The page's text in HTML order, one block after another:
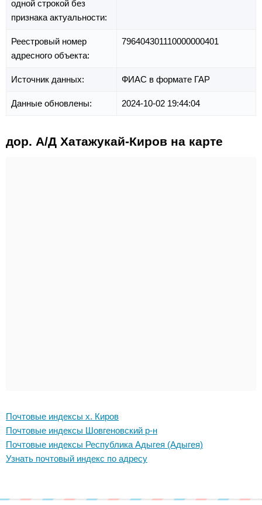
одной строкой без
признака актуальности:
Реестровый номер
адресного объекта:
796404301110000000401
Источник данных: ФИАС в формате ГАР
Данные обновлены: 2024-10-02 19:44:04
дор. А/Д Хатажукай-Киров на карте
Почтовые индексы х. Киров
Почтовые индексы Шовгеновский р-н
Почтовые индексы Республика Адыгея (Адыгея)
Узнать почтовый индекс по адресу